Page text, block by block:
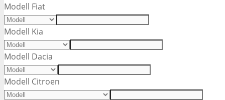
Modell Fiat
Modell Kia
Modell Dacia
Modell Citroen